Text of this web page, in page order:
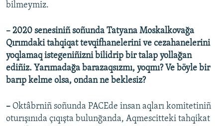
bilmeymiz.
– ​2020 senesiniñ soñunda Tatyana Moskalkovağa
Qırımdaki tahqiqat tevqifhanelerini ve cezahanelerini
yoqlamaq istegeniñizni bilidrip bir talap yollağan
ediñiz. Yarımadağa barazaqsızmı, yoqmı? Ve böyle bir
barıp kelme olsa, ondan ne beklesiz?
– Oktâbrniñ soñunda PACEde insan aqları komitetiniñ
oturışınıda çıqışta bulunğanda, Aqmescitteki tahqikat